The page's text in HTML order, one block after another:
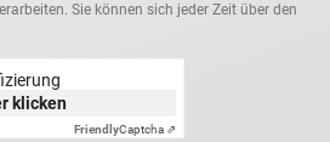
Sie können sich jeder Zeit über den
klicken
FriendlyCaptcha ⇗